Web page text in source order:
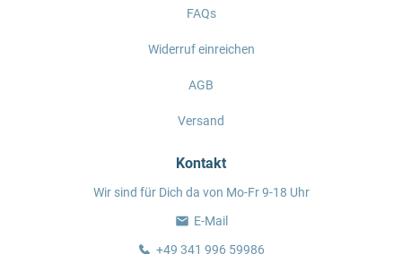
FAQs
Widerruf einreichen
AGB
Versand
Kontakt
Wir sind für Dich da von Mo-Fr 9-18 Uhr
E-Mail
+49 341 996 59986